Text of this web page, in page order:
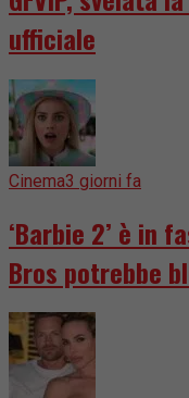
ufficiale
Cinema3 giorni fa
‘Barbie 2’ è in
Bros potrebbe